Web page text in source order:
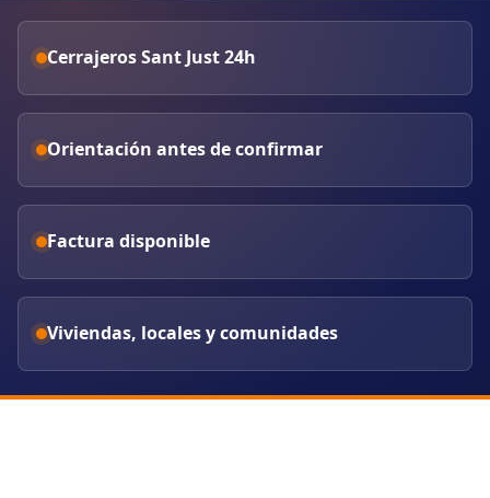
Cerrajeros Sant Just 24h
Orientación antes de confirmar
Factura disponible
Viviendas, locales y comunidades